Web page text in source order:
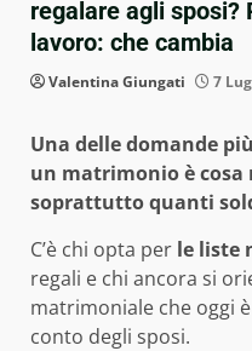
regalare agli sposi?
lavoro: che cambia
Valentina Giungati 7
Una delle domande
un matrimonio è cosa
soprattutto quanti
C’è chi opta per le liste
regali e chi ancora si
matrimoniale che oggi
conto degli sposi.